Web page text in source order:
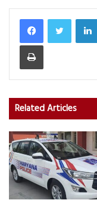
Print
Related Articles